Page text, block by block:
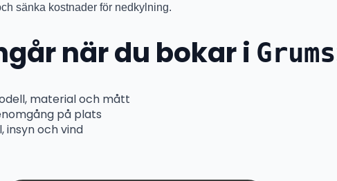
sänka kostnader för nedkylning.
när du bokar i Grums
material och mått
på plats
insyn och vind